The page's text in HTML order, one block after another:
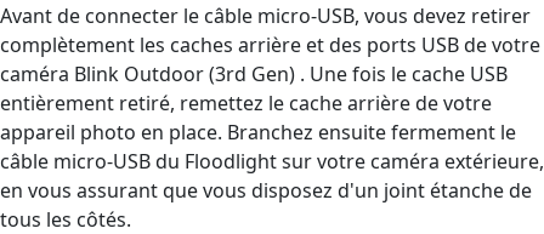
Avant de connecter le câble micro-USB, vous devez retirer
complètement les caches arrière et des ports USB de votre
caméra Blink Outdoor (3rd Gen) . Une fois le cache USB
entièrement retiré, remettez le cache arrière de votre
appareil photo en place. Branchez ensuite fermement le
câble micro-USB du Floodlight sur votre caméra extérieure,
en vous assurant que vous disposez d'un joint étanche de
tous les côtés.